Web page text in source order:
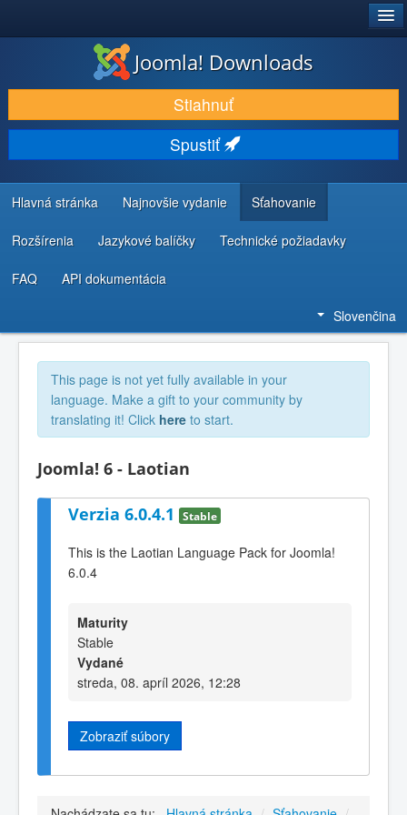
STIAHNUŤ & ROZŠÍRIŤ
OBJAVUJTE & UČTE SA
KOMUNITA & PODPORA
ZDROJE INFORMÁCIÍ PRE VÝVOJÁROV
Joomla! Downloads
Stiahnuť
Spustiť
Hlavná stránka Najnovšie vydanie Sťahovanie
Rozšírenia Jazykové balíčky Technické požiadavky
FAQ API dokumentácia
Slovenčina
This page is not yet fully available in your
language. Make a gift to your community by
translating it! Click here to start.
Joomla! 6 - Laotian
Verzia 6.0.4.1 Stable
This is the Laotian Language Pack for Joomla!
6.0.4
Maturity
Stable
Vydané
streda, 08. apríl 2026, 12:28
Zobraziť súbory